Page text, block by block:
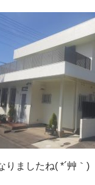
りましたね( *´艸｀)